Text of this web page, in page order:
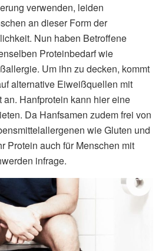
verwenden, leiden
an dieser Form der
Nun haben Betroffene
Proteinbedarf wie
Um ihn zu decken, kommt
alternative Eiweißquellen mit
Hanfprotein kann hier eine
Da Hanfsamen zudem frei von
wie Gluten und
Protein auch für Menschen mit
infrage.